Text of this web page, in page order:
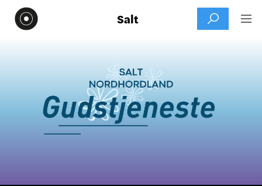
Salt  